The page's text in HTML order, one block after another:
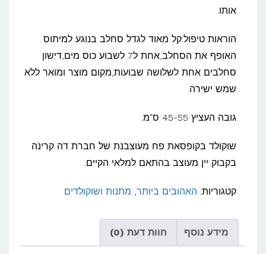
אותו.
הוראות טיפול:קל מאוד לגדל סחלב בנוגע למיתוס
האופף את הסחלב,אחת ל7 לשבוע כוס מים,דישון
סחלבים אחת לשלושה שבועות,מקום מוצר ומואר ללא
שמש ישירה.
גובה העציץ 45-55 ס"מ.
שוקולד בקופסאת פח מעוצבנת של חברת דה קרינה
בקבוק יין מעוצב בהתאם למלאי הקיים.
קטגוריות: האהובים ביותר, מתנות ושוקולדים
מידע נוסף חוות דעת (0)